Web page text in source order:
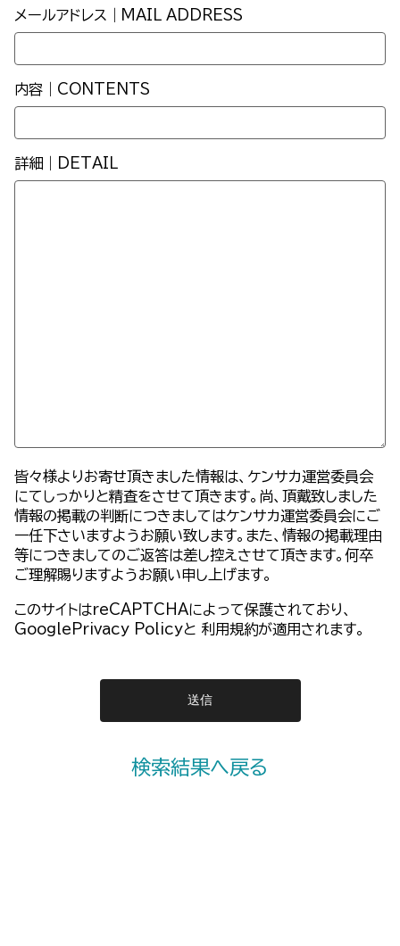
メールアドレス｜MAIL ADDRESS
内容｜CONTENTS
詳細｜DETAIL
皆々様よりお寄せ頂きました情報は、ケンサカ運営委員会
にてしっかりと精査をさせて頂きます。尚、頂戴致しました
情報の掲載の判断につきましてはケンサカ運営委員会にご
一任下さいますようお願い致します。また、情報の掲載理由
等につきましてのご返答は差し控えさせて頂きます。何卒
ご理解賜りますようお願い申し上げます。
このサイトはreCAPTCHAによって保護されており、
GooglePrivacy Policyと 利用規約が適用されます。
検索結果へ戻る